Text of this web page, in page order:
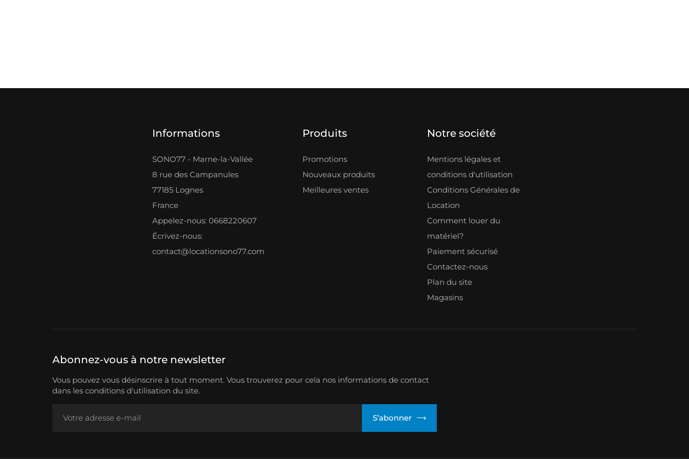
Informations
SONO77 - Marne-la-Vallée
8 rue des Campanules
77185 Lognes
France
Appelez-nous: 0668220607
Écrivez-nous:
contact@locationsono77.com
Produits
Promotions
Nouveaux produits
Meilleures ventes
Notre société
Mentions légales et
conditions d'utilisation
Conditions Générales de
Location
Comment louer du
matériel?
Paiement sécurisé
Contactez-nous
Plan du site
Magasins
Abonnez-vous à notre newsletter
Vous pouvez vous désinscrire à tout moment. Vous trouverez pour cela nos informations de contact
dans les conditions d'utilisation du site.
S’abonner